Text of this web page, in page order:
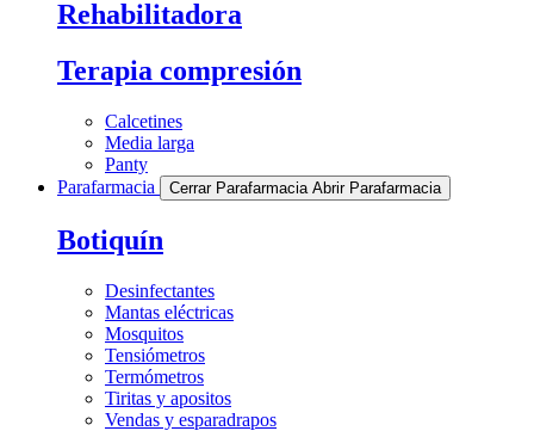
Rehabilitadora
Terapia compresión
Calcetines
Media larga
Panty
Parafarmacia
Cerrar Parafarmacia Abrir Parafarmacia
Botiquín
Desinfectantes
Mantas eléctricas
Mosquitos
Tensiómetros
Termómetros
Tiritas y apositos
Vendas y esparadrapos